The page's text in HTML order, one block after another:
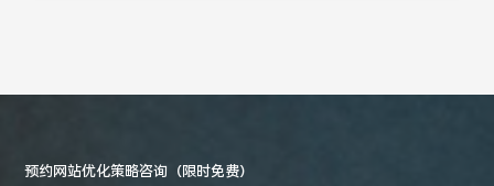
预约网站优化策略咨询（限时免费）